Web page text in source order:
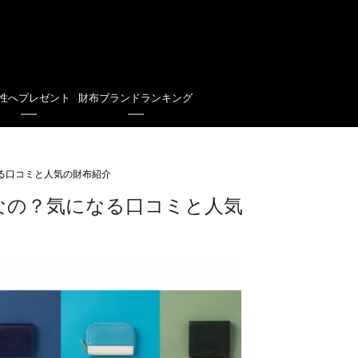
へプレゼント 財布ブランドランキング
口コミと人気の財布紹介
？気になる口コミと人気